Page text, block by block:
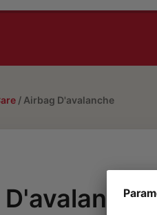
/ Airbag D'avalanche